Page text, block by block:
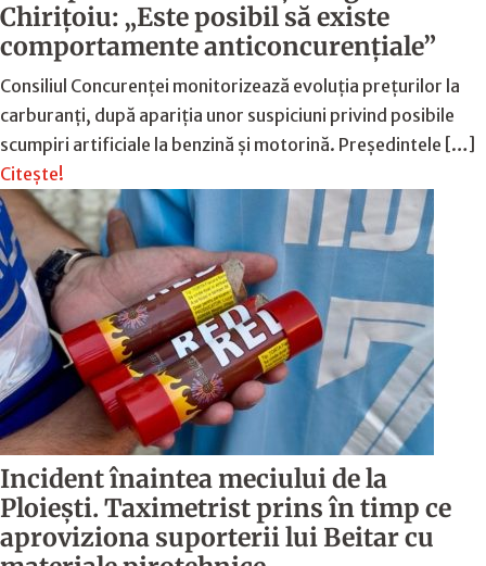
Chirițoiu: „Este posibil să existe
comportamente anticoncurențiale”
Consiliul Concurenței monitorizează evoluția prețurilor la
carburanți, după apariția unor suspiciuni privind posibile
scumpiri artificiale la benzină și motorină. Președintele […]
Citește!
Incident înaintea meciului de la
Ploiești. Taximetrist prins în timp ce
aproviziona suporterii lui Beitar cu